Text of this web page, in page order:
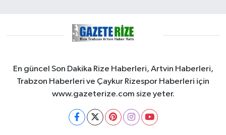
En güncel Son Dakika Rize Haberleri, Artvin Haberleri,
Trabzon Haberleri ve Çaykur Rizespor Haberleri için
www.gazeterize.com size yeter.